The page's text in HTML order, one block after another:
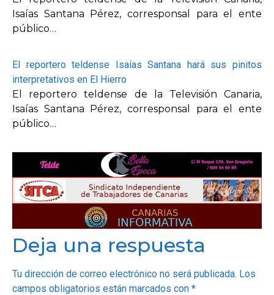
Isaías Santana Pérez, corresponsal para el ente
público…
El reportero teldense Isaías Santana hará sus pinitos
interpretativos en El Hierro
El reportero teldense de la Televisión Canaria,
Isaías Santana Pérez, corresponsal para el ente
público…
Deja una respuesta
Tu dirección de correo electrónico no será publicada. Los
campos obligatorios están marcados con *